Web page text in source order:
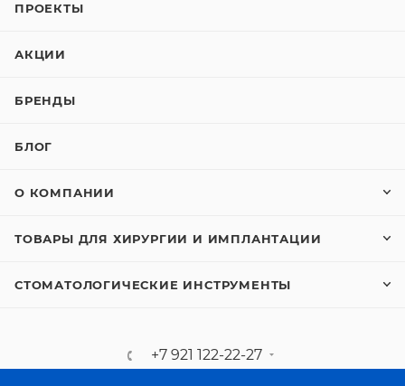
ПРОЕКТЫ
АКЦИИ
БРЕНДЫ
БЛОГ
О КОМПАНИИ
ТОВАРЫ ДЛЯ ХИРУРГИИ И ИМПЛАНТАЦИИ
СТОМАТОЛОГИЧЕСКИЕ ИНСТРУМЕНТЫ
+7 921 122-22-27